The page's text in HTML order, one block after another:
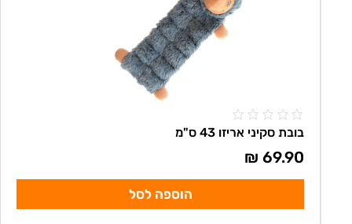
בובת סקיני אריזו 43 ס"מ
69.90
₪
הוספה לסל